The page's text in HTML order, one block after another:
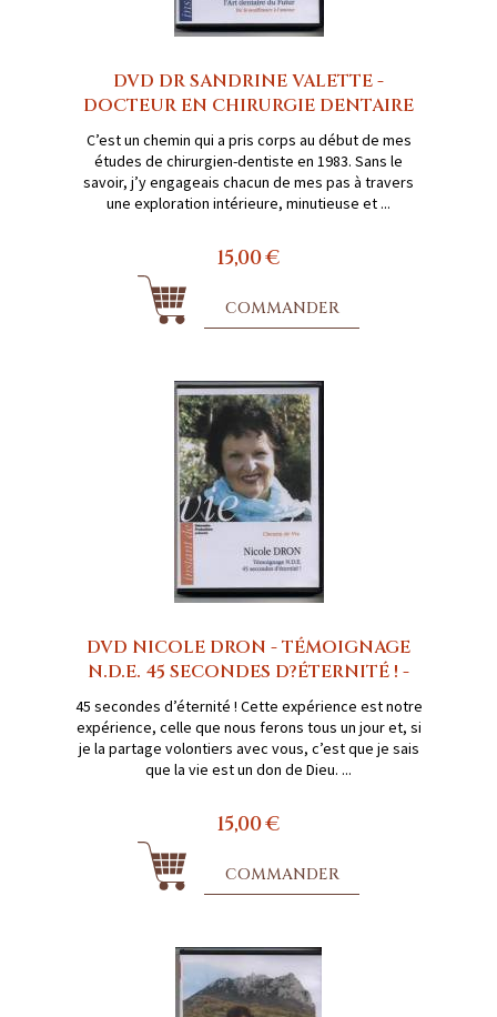
DVD DR SANDRINE VALETTE -
DOCTEUR EN CHIRURGIE DENTAIRE
C’est un chemin qui a pris corps au début de mes
études de chirurgien-dentiste en 1983. Sans le
savoir, j’y engageais chacun de mes pas à travers
une exploration intérieure, minutieuse et ...
15,00 €
COMMANDER
DVD NICOLE DRON - TÉMOIGNAGE
N.D.E. 45 SECONDES D?ÉTERNITÉ ! -
45 secondes d’éternité ! Cette expérience est notre
expérience, celle que nous ferons tous un jour et, si
je la partage volontiers avec vous, c’est que je sais
que la vie est un don de Dieu. ...
15,00 €
COMMANDER